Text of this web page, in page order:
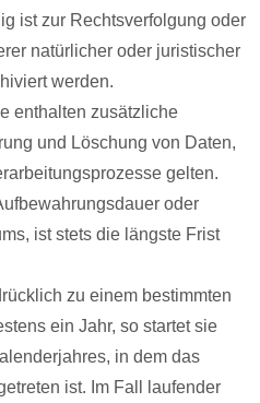
ist zur Rechtsverfolgung oder
natürlicher oder juristischer
werden.
enthalten zusätzliche
und Löschung von Daten,
gelten.
oder
ist stets die längste Frist
zu einem bestimmten
ein Jahr, so startet sie
in dem das
ist. Im Fall laufender